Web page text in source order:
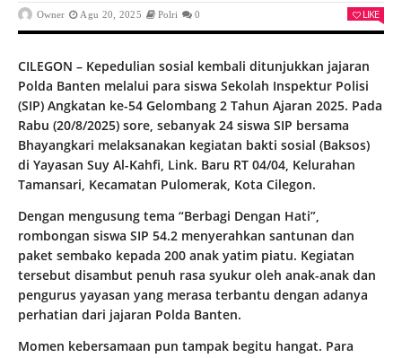
Owner Agu 20, 2025 Polri 0 LIKE
CILEGON – Kepedulian sosial kembali ditunjukkan jajaran
Polda Banten melalui para siswa Sekolah Inspektur Polisi
(SIP) Angkatan ke-54 Gelombang 2 Tahun Ajaran 2025. Pada
Rabu (20/8/2025) sore, sebanyak 24 siswa SIP bersama
Bhayangkari melaksanakan kegiatan bakti sosial (Baksos)
di Yayasan Suy Al-Kahfi, Link. Baru RT 04/04, Kelurahan
Tamansari, Kecamatan Pulomerak, Kota Cilegon.
Dengan mengusung tema “Berbagi Dengan Hati”,
rombongan siswa SIP 54.2 menyerahkan santunan dan
paket sembako kepada 200 anak yatim piatu. Kegiatan
tersebut disambut penuh rasa syukur oleh anak-anak dan
pengurus yayasan yang merasa terbantu dengan adanya
perhatian dari jajaran Polda Banten.
Momen kebersamaan pun tampak begitu hangat. Para